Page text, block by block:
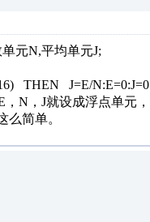
元N,平均单元J;
THEN J=E/N:E=0:J=0
N，J就设成浮点单元，
简单。